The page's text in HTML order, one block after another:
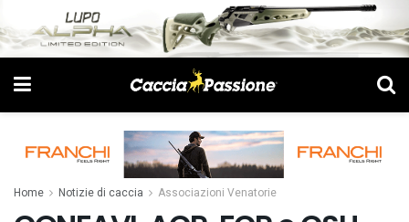
Home Notizie di caccia Associazioni Venatorie